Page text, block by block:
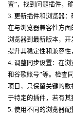
置”，找到问题插件，
3. 更新插件和浏览器
在与浏览器兼容性方
浏览器到最新版本，
提升其稳定性和兼容性
4. 调整同步设置：在
和谷歌账号”等。检查
项目，只保留关键的
于特定的插件，若有其
5. 使用不同的浏览器